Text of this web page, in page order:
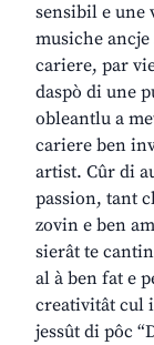
sensibil e une
musiche
cariere, par
daspò di une
obleantlu a
cariere ben
artist. Cûr di
passion, tant
zovin e ben
sierât te
al à ben fat e
creativitât cul
jessût di pôc